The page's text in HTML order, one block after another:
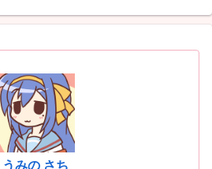
うみの さち